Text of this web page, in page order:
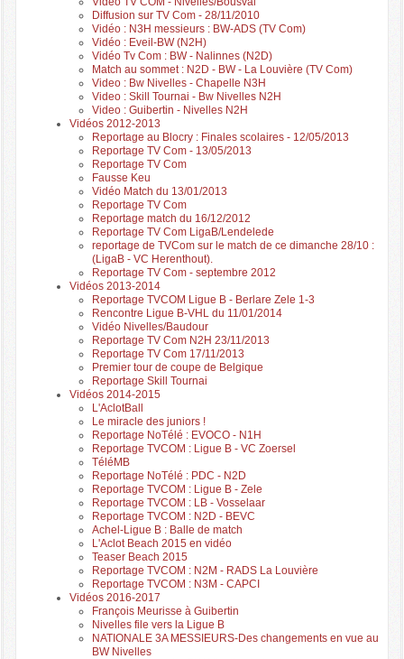
Diffusion sur TV Com - 28/11/2010
Vidéo : N3H messieurs : BW-ADS (TV Com)
Vidéo : Eveil-BW (N2H)
Vidéo Tv Com : BW - Nalinnes (N2D)
Match au sommet : N2D - BW - La Louvière (TV Com)
Video : Bw Nivelles - Chapelle N3H
Video : Skill Tournai - Bw Nivelles N2H
Video : Guibertin - Nivelles N2H
Vidéos 2012-2013
Reportage au Blocry : Finales scolaires - 12/05/2013
Reportage TV Com - 13/05/2013
Reportage TV Com
Fausse Keu
Vidéo Match du 13/01/2013
Reportage TV Com
Reportage match du 16/12/2012
Reportage TV Com LigaB/Lendelede
reportage de TVCom sur le match de ce dimanche 28/10 :
(LigaB - VC Herenthout).
Reportage TV Com - septembre 2012
Vidéos 2013-2014
Reportage TVCOM Ligue B - Berlare Zele 1-3
Rencontre Ligue B-VHL du 11/01/2014
Vidéo Nivelles/Baudour
Reportage TV Com N2H 23/11/2013
Reportage TV Com 17/11/2013
Premier tour de coupe de Belgique
Reportage Skill Tournai
Vidéos 2014-2015
L'AclotBall
Le miracle des juniors !
Reportage NoTélé : EVOCO - N1H
Reportage TVCOM : Ligue B - VC Zoersel
TéléMB
Reportage NoTélé : PDC - N2D
Reportage TVCOM : Ligue B - Zele
Reportage TVCOM : LB - Vosselaar
Reportage TVCOM : N2D - BEVC
Achel-Ligue B : Balle de match
L'Aclot Beach 2015 en vidéo
Teaser Beach 2015
Reportage TVCOM : N2M - RADS La Louvière
Reportage TVCOM : N3M - CAPCI
Vidéos 2016-2017
François Meurisse à Guibertin
Nivelles file vers la Ligue B
NATIONALE 3A MESSIEURS-Des changements en vue au
BW Nivelles